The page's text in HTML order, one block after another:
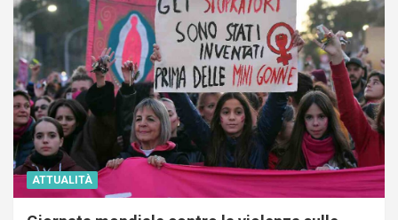
ATTUALITÀ